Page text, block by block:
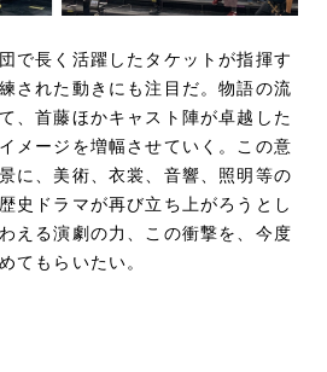
で長く活躍したタケットが指揮す
された動きにも注目だ。物語の流
、首藤ほかキャスト陣が卓越した
メージを増幅させていく。この意
に、美術、衣裳、音響、照明等の
史ドラマが再び立ち上がろうとし
える演劇の力、この衝撃を、今度
てもらいたい。